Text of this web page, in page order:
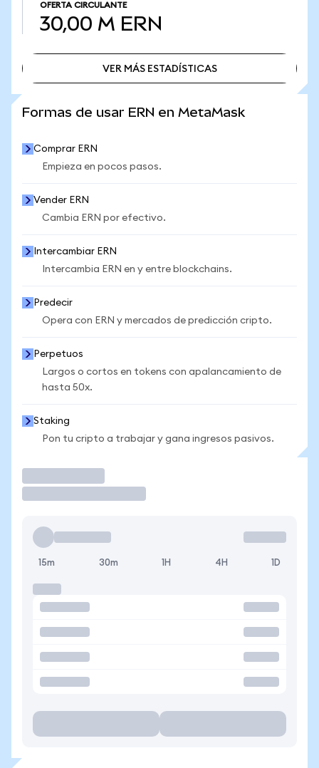
OFERTA CIRCULANTE
30,00 M ERN
VER MÁS ESTADÍSTICAS
Formas de usar ERN en MetaMask
Comprar ERN
Empieza en pocos pasos.
Vender ERN
Cambia ERN por efectivo.
Intercambiar ERN
Intercambia ERN en y entre blockchains.
Predecir
Opera con ERN y mercados de predicción cripto.
Perpetuos
Largos o cortos en tokens con apalancamiento de
hasta 50x.
Staking
Pon tu cripto a trabajar y gana ingresos pasivos.
15m 30m 1H 4H 1D